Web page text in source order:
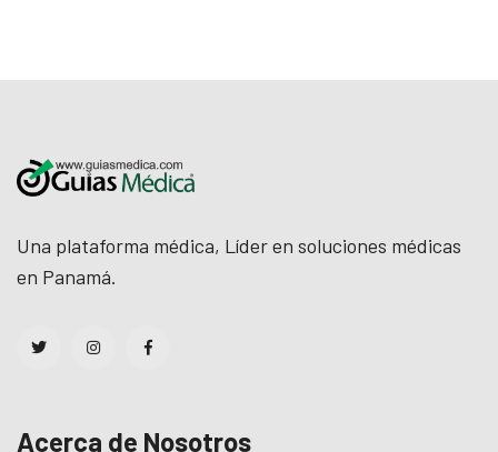
Una plataforma médica, Líder en soluciones médicas
en Panamá.
Acerca de Nosotros